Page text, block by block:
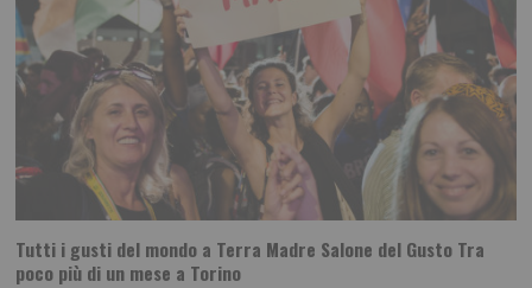
Tutti i gusti del mondo a Terra Madre Salone del Gusto Tra
poco più di un mese a Torino